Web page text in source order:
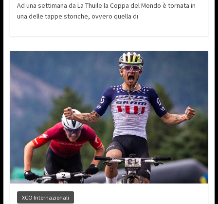
Ad una settimana da La Thuile la Coppa del Mondo è tornata in
una delle tappe storiche, ovvero quella di
XCO Internazionali